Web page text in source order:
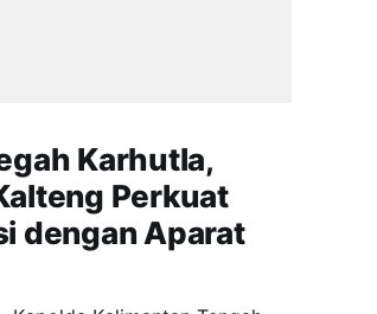
Karhutla,
Perkuat
dengan Aparat